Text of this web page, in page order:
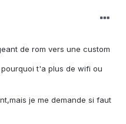
de rom vers une custom
t'a plus de wifi ou
je me demande si faut